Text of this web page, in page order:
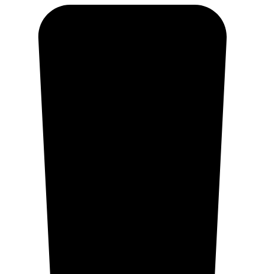
contenido